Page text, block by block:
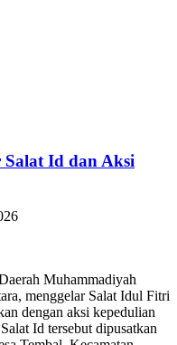
Id dan Aksi
Muhammadiyah
menggelar Salat Idul Fitri
dengan aksi kepedulian
Id tersebut dipusatkan